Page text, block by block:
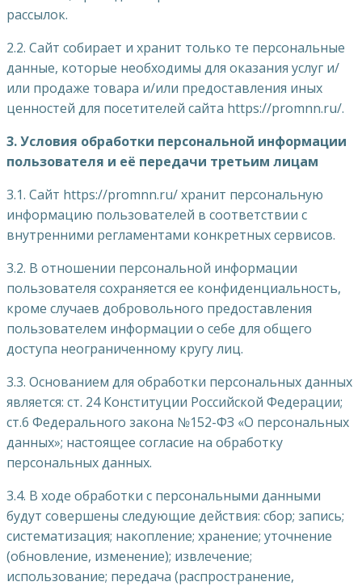
рассылок.
2.2. Сайт собирает и хранит только те персональные
данные, которые необходимы для оказания услуг и/
или продаже товара и/или предоставления иных
ценностей для посетителей сайта https://promnn.ru/.
3. Условия обработки персональной информации
пользователя и её передачи третьим лицам
3.1. Сайт https://promnn.ru/ хранит персональную
информацию пользователей в соответствии с
внутренними регламентами конкретных сервисов.
3.2. В отношении персональной информации
пользователя сохраняется ее конфиденциальность,
кроме случаев добровольного предоставления
пользователем информации о себе для общего
доступа неограниченному кругу лиц.
3.3. Основанием для обработки персональных данных
является: ст. 24 Конституции Российской Федерации;
ст.6 Федерального закона №152-ФЗ «О персональных
данных»; настоящее согласие на обработку
персональных данных.
3.4. В ходе обработки с персональными данными
будут совершены следующие действия: сбор; запись;
систематизация; накопление; хранение; уточнение
(обновление, изменение); извлечение;
использование; передача (распространение,